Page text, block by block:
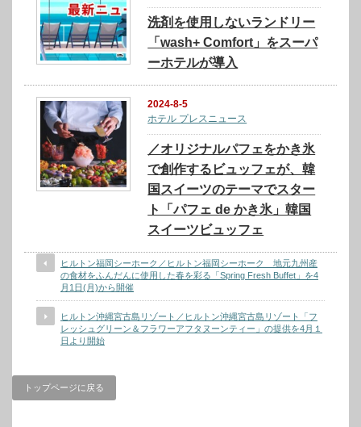
洗剤を使用しないランドリー
「wash+ Comfort」をスーパ
ーホテルが導入
2024-8-5
ホテル プレスニュース
／オリジナルパフェをかき氷
で創作するビュッフェが、韓
国スイーツのテーマでスター
ト「パフェ de かき氷」韓国
スイーツビュッフェ
ヒルトン福岡シーホーク／ヒルトン福岡シーホーク 地元九州産
の食材をふんだんに使用した春を彩る「Spring Fresh Buffet」を4
月1日(月)から開催
ヒルトン沖縄宮古島リゾート／ヒルトン沖縄宮古島リゾート「フ
レッシュグリーン＆フラワーアフタヌーンティー」の提供を4月１
日より開始
トップページに戻る